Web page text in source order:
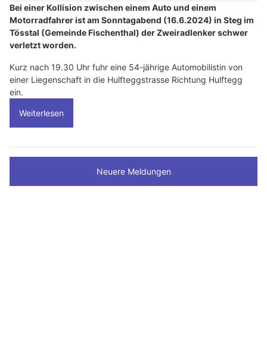
Bei einer Kollision zwischen einem Auto und einem
Motorradfahrer ist am Sonntagabend (16.6.2024) in Steg im
Tösstal (Gemeinde Fischenthal) der Zweiradlenker schwer
verletzt worden.
Kurz nach 19.30 Uhr fuhr eine 54-jährige Automobilistin von
einer Liegenschaft in die Hulfteggstrasse Richtung Hulftegg
ein.
Weiterlesen
Neuere Meldungen